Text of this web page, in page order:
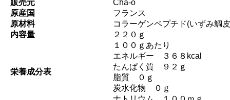
販売元
Cha-o
原産国
フランス
原材料
コラーゲンペプチド(いずみ鯛
内容量
２２０ｇ
栄養成分表
１００ｇあたり
エネルギー ３６８kcal
たんぱく質 ９２ｇ
脂質 ０ｇ
炭水化物 ０ｇ